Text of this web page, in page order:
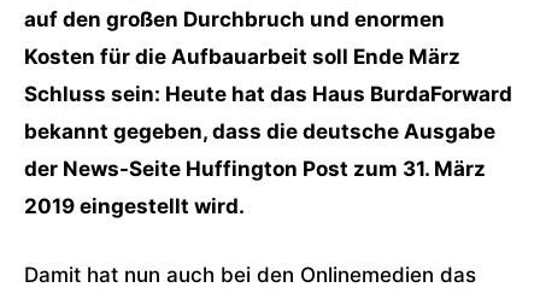
auf den großen Durchbruch und enormen
Kosten für die Aufbauarbeit soll Ende März
Schluss sein: Heute hat das Haus BurdaForward
bekannt gegeben, dass die deutsche Ausgabe
der News-Seite Huffington Post zum 31. März
2019 eingestellt wird.
Damit hat nun auch bei den Onlinemedien das